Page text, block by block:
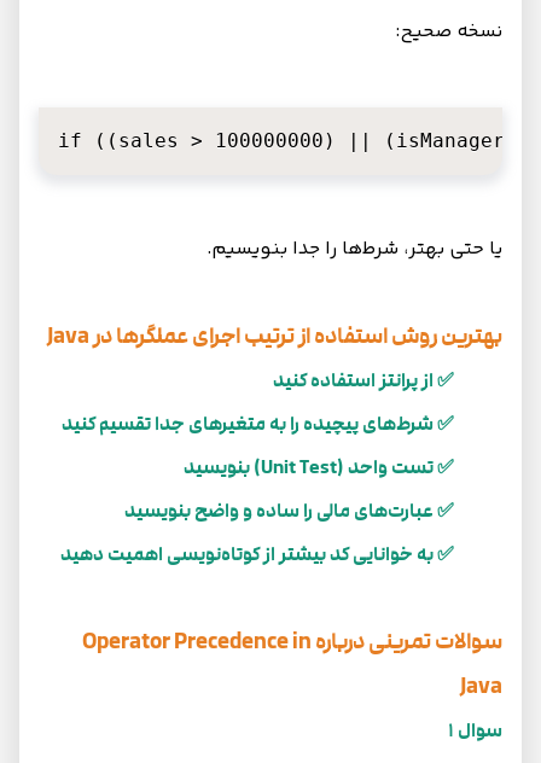
نسخه صحیح:
if ((sales > 100000000) || (isManager
یا حتی بهتر، شرط‌ها را جدا بنویسیم.
بهترین روش استفاده از ترتیب اجرای عملگرها در Java
✅ از پرانتز استفاده کنید
✅ شرط‌های پیچیده را به متغیرهای جدا تقسیم کنید
✅ تست واحد (Unit Test) بنویسید
✅ عبارت‌های مالی را ساده و واضح بنویسید
✅ به خوانایی کد بیشتر از کوتاه‌نویسی اهمیت دهید
سوالات تمرینی درباره Operator Precedence in
Java
سوال 1